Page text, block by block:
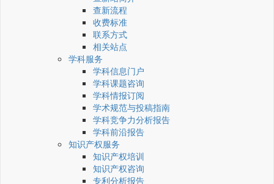
查新流程
收费标准
联系方式
相关站点
学科服务
学科信息门户
学科课题咨询
学科情报订阅
学术规范与投稿指南
学科竞争力分析报告
学科前沿报告
知识产权服务
知识产权培训
知识产权咨询
专利分析报告